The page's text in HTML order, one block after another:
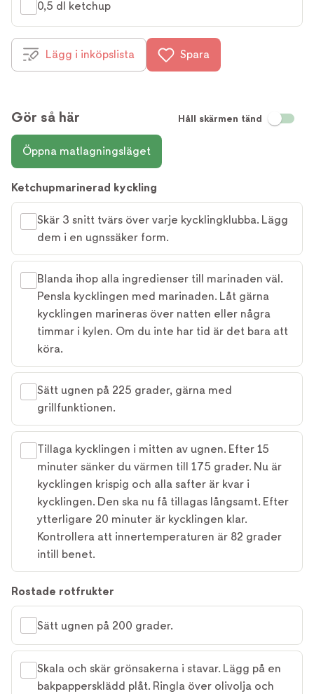
0,5 dl ketchup
Lägg i inköpslista Spara
Gör så här Håll skärmen tänd
Öppna matlagningsläget
Ketchupmarinerad kyckling
Skär 3 snitt tvärs över varje kycklingklubba. Lägg
dem i en ugnssäker form.
Blanda ihop alla ingredienser till marinaden väl.
Pensla kycklingen med marinaden. Låt gärna
kycklingen marineras över natten eller några
timmar i kylen. Om du inte har tid är det bara att
köra.
Sätt ugnen på 225 grader, gärna med
grillfunktionen.
Tillaga kycklingen i mitten av ugnen. Efter 15
minuter sänker du värmen till 175 grader. Nu är
kycklingen krispig och alla safter är kvar i
kycklingen. Den ska nu få tillagas långsamt. Efter
ytterligare 20 minuter är kycklingen klar.
Kontrollera att innertemperaturen är 82 grader
intill benet.
Rostade rotfrukter
Sätt ugnen på 200 grader.
Skala och skär grönsakerna i stavar. Lägg på en
bakpappersklädd plåt. Ringla över olivolja och